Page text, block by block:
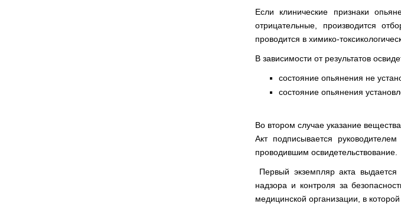
Если клинические признаки
отрицательные, производится
проводится в химико-
В зависимости от результатов
состояние опьянения не
состояние опьянения
Во втором случае указание
Акт подписывается
проводившим освидетельствование.
Первый экземпляр акта выдается
надзора и контроля за
медицинской организации, в